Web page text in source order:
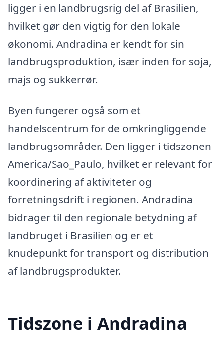
ligger i en landbrugsrig del af Brasilien,
hvilket gør den vigtig for den lokale
økonomi. Andradina er kendt for sin
landbrugsproduktion, især inden for soja,
majs og sukkerrør.
Byen fungerer også som et
handelscentrum for de omkringliggende
landbrugsområder. Den ligger i tidszonen
America/Sao_Paulo, hvilket er relevant for
koordinering af aktiviteter og
forretningsdrift i regionen. Andradina
bidrager til den regionale betydning af
landbruget i Brasilien og er et
knudepunkt for transport og distribution
af landbrugsprodukter.
Tidszone i Andradina